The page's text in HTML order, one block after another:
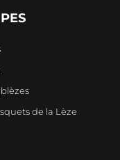
de la Lèze